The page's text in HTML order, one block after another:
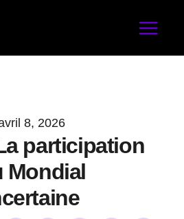
8, 2026
participation
Mondial